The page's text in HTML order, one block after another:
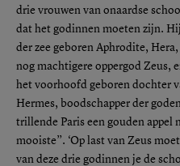
drie vrouwen van onaardse
dat het godinnen moeten zijn.
der zee geboren Aphrodite,
nog machtigere oppergod Zeus,
het voorhoofd geboren dochter
Hermes, boodschapper der
trillende Paris een gouden appel
mooiste”. ‘Op last van Zeus
van deze drie godinnen je de